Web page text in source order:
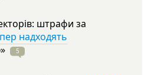
штрафи за
надходять
5